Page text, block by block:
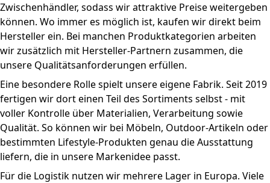
Zwischenhändler, sodass wir attraktive Preise weitergeben
können. Wo immer es möglich ist, kaufen wir direkt beim
Hersteller ein. Bei manchen Produktkategorien arbeiten
wir zusätzlich mit Hersteller-Partnern zusammen, die
unsere Qualitätsanforderungen erfüllen.
Eine besondere Rolle spielt unsere eigene Fabrik. Seit 2019
fertigen wir dort einen Teil des Sortiments selbst - mit
voller Kontrolle über Materialien, Verarbeitung sowie
Qualität. So können wir bei Möbeln, Outdoor-Artikeln oder
bestimmten Lifestyle-Produkten genau die Ausstattung
liefern, die in unsere Markenidee passt.
Für die Logistik nutzen wir mehrere Lager in Europa. Viele